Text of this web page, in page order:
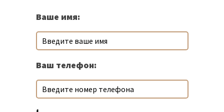
Ваше имя:
Ваш телефон: